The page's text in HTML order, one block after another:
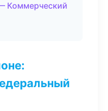
Коммерческий